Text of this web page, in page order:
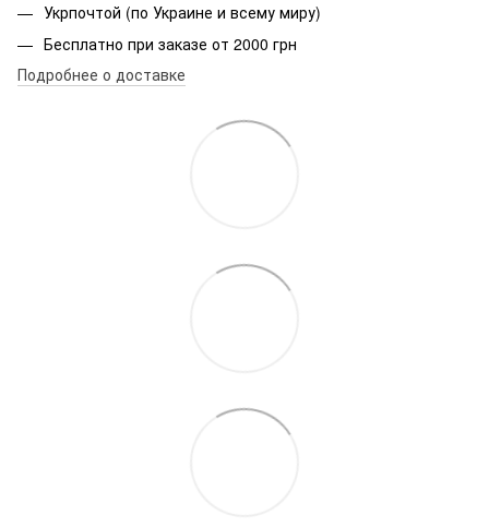
Укрпочтой (по Украине и всему миру)
Бесплатно при заказе от 2000 грн
Подробнее о доставке